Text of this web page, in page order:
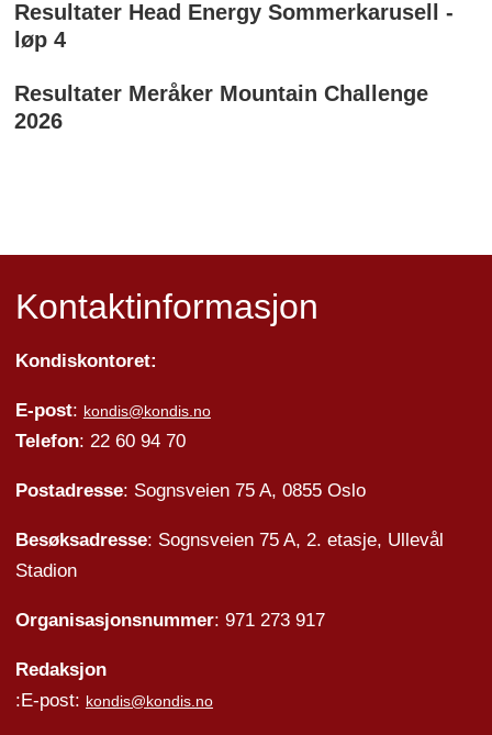
Resultater Head Energy Sommerkarusell -
løp 4
Resultater Meråker Mountain Challenge
2026
Kontaktinformasjon
Kondiskontoret:
E-post: kondis@kondis.no
Telefon: 22 60 94 70
Postadresse: Sognsveien 75 A, 0855 Oslo
Besøksadresse: Sognsveien 75 A, 2. etasje, Ullevål
Stadion
Organisasjonsnummer: 971 273 917
Redaksjon
:E-post: kondis@kondis.no